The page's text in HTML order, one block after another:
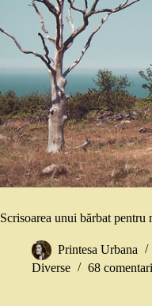
Scrisoarea unui bărbat
Printesa Urbana
Diverse
68